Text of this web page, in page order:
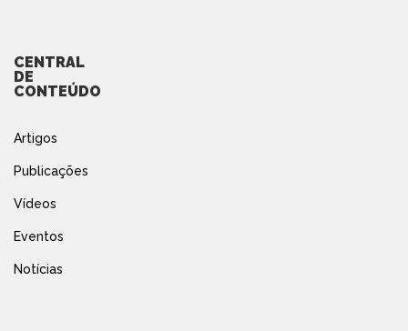
CENTRAL
DE
CONTEÚDO
Artigos
Publicações
Vídeos
Eventos
Notícias